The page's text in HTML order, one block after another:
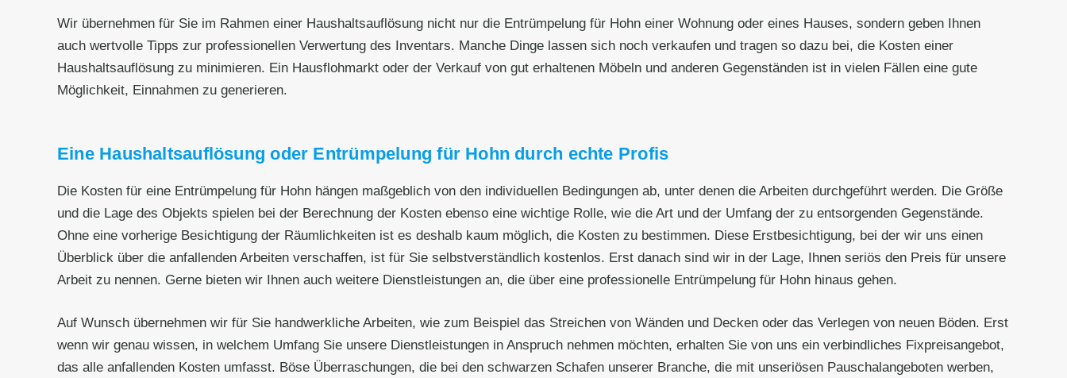
Wir übernehmen für Sie im Rahmen einer Haushaltsauflösung nicht nur die Entrümpelung für Hohn einer Wohnung oder eines Hauses, sondern geben Ihnen
auch wertvolle Tipps zur professionellen Verwertung des Inventars. Manche Dinge lassen sich noch verkaufen und tragen so dazu bei, die Kosten einer
Haushaltsauflösung zu minimieren. Ein Hausflohmarkt oder der Verkauf von gut erhaltenen Möbeln und anderen Gegenständen ist in vielen Fällen eine gute
Möglichkeit, Einnahmen zu generieren.
Eine Haushaltsauflösung oder Entrümpelung für Hohn durch echte Profis
Die Kosten für eine Entrümpelung für Hohn hängen maßgeblich von den individuellen Bedingungen ab, unter denen die Arbeiten durchgeführt werden. Die Größe
und die Lage des Objekts spielen bei der Berechnung der Kosten ebenso eine wichtige Rolle, wie die Art und der Umfang der zu entsorgenden Gegenstände.
Ohne eine vorherige Besichtigung der Räumlichkeiten ist es deshalb kaum möglich, die Kosten zu bestimmen. Diese Erstbesichtigung, bei der wir uns einen
Überblick über die anfallenden Arbeiten verschaffen, ist für Sie selbstverständlich kostenlos. Erst danach sind wir in der Lage, Ihnen seriös den Preis für unsere
Arbeit zu nennen. Gerne bieten wir Ihnen auch weitere Dienstleistungen an, die über eine professionelle Entrümpelung für Hohn hinaus gehen.
Auf Wunsch übernehmen wir für Sie handwerkliche Arbeiten, wie zum Beispiel das Streichen von Wänden und Decken oder das Verlegen von neuen Böden. Erst
wenn wir genau wissen, in welchem Umfang Sie unsere Dienstleistungen in Anspruch nehmen möchten, erhalten Sie von uns ein verbindliches Fixpreisangebot,
das alle anfallenden Kosten umfasst. Böse Überraschungen, die bei den schwarzen Schafen unserer Branche, die mit unseriösen Pauschalangeboten werben,